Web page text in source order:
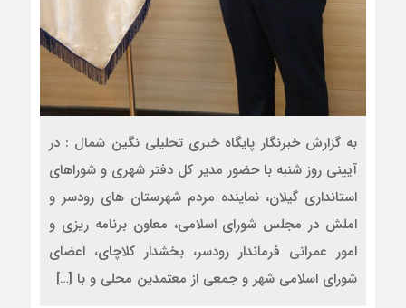
به گزارش خبرنگار پایگاه خبری تحلیلی نگین شمال : در
آیینی روز شنبه با حضور مدیر کل دفتر شهری و شوراهای
استانداری گیلان، نماینده مردم شهرستان های رودسر و
املش در مجلس شورای اسلامی، معاون برنامه ریزی و
امور عمرانی فرماندار رودسر، بخشدار کلاچای، اعضای
شورای اسلامی شهر و جمعی از معتمدین محلی و با […]